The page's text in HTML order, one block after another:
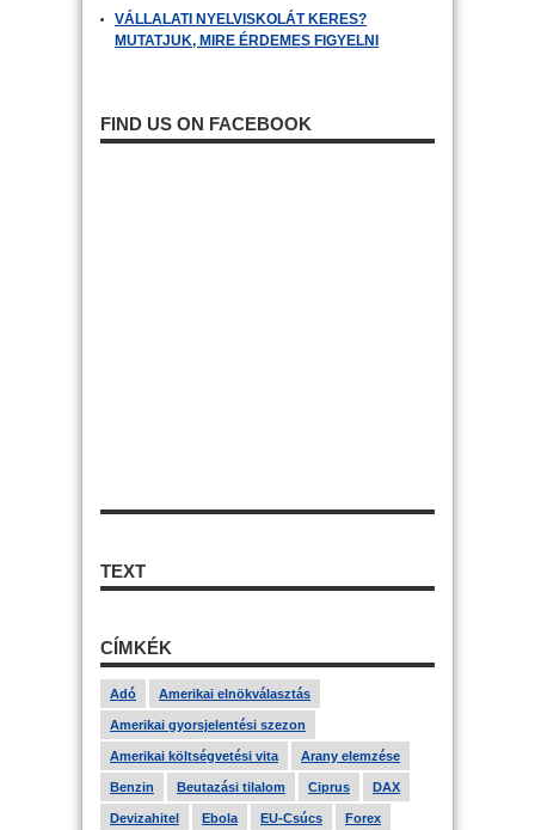
VÁLLALATI NYELVISKOLÁT KERES?
MUTATJUK, MIRE ÉRDEMES FIGYELNI
FIND US ON FACEBOOK
TEXT
CÍMKÉK
Adó Amerikai elnökválasztás
Amerikai gyorsjelentési szezon
Amerikai költségvetési vita Arany elemzése
Benzin Beutazási tilalom Ciprus DAX
Devizahitel Ebola EU-Csúcs Forex